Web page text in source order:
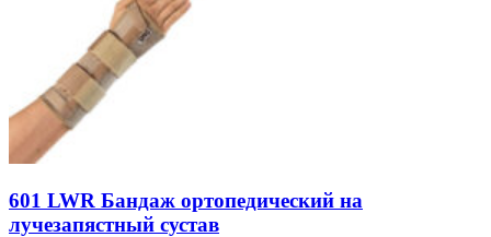
601 LWR Бандаж ортопедический на
лучезапястный сустав